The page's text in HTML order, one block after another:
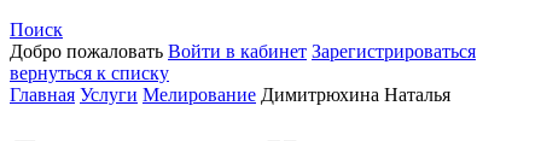
Поиск
Добро пожаловать Войти в кабинет Зарегистрироваться
вернуться к списку
Главная Услуги Мелирование Димитрюхина Наталья